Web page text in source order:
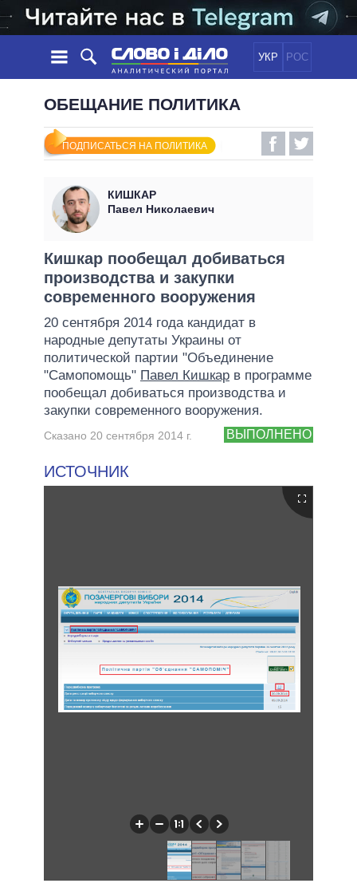
УКР РОС
НОВОСТИ
ЛЕНТА
СОБЫТИЯ
СТАТЬИ
МНЕНИЯ
ОБЗОРЫ
ДАЙДЖЕСТЫ
ПОЛИТИКА
ЭКОНОМИКА
МИР
ОБЕЩАНИЯ
ВСЕ ПОЛИТИКИ
ПРЕЗИДЕНТ И ОФИС
ВЕРХОВНАЯ РАДА
КАБИНЕТ МИНИСТРОВ
ГЛАВЫ ОБЛАДМИНИСТРАЦИЙ
МЭРЫ
ВСЕ ПЕРСОНЫ
ИНФОГРАФИКА
ПОДДЕРЖАТЬ
ОБЕЩАНИЕ ПОЛИТИКА
ПОДПИСАТЬСЯ НА ПОЛИТИКА
КИШКАР
Павел Николаевич
Кишкар пообещал добиваться
производства и закупки
современного вооружения
20 сентября 2014 года кандидат в
народные депутаты Украины от
политической партии "Объединение
"Самопомощь" Павел Кишкар в программе
пообещал добиваться производства и
закупки современного вооружения.
ВЫПОЛНЕНО
Сказано 20 сентября 2014 г.
ИСТОЧНИК